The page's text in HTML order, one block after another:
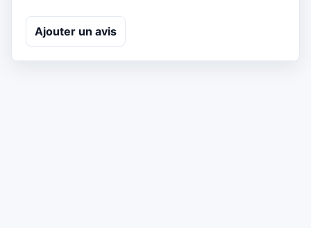
Ajouter un avis